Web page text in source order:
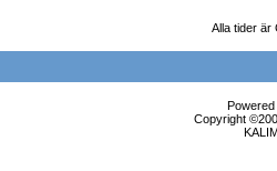
Alla tider är
Copyright